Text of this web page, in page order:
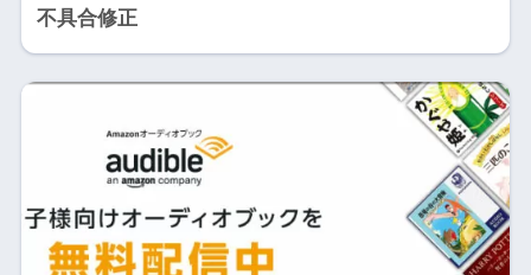
不具合修正